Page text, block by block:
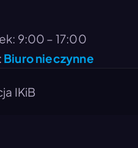
9:00 – 17:00
Biuro nieczynne
IKiB